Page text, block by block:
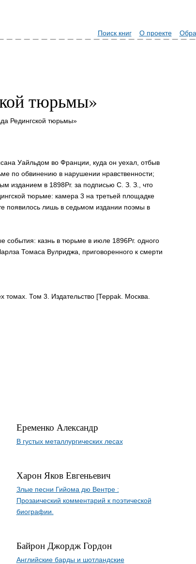
Поиск книг О проекте
тюрьмы»
Редингской тюрьмы»
Уайльдом во Франции, куда он уехал, отбыв
по обвинению в нарушении нравственности;
изданием в 1898Pг. за подписью С. З. З., что
тюрьме: камера 3 на третьей площадке
появилось лишь в седьмом издании поэмы в
казнь в тюрьме в июле 1896Pг. одного
Томаса Вулриджа, приговоренного к смерти
томах. Том 3. Издательство [Терраk. Москва.
Еременко Александр
В густых металлургических лесах
Харон Яков Евгеньевич
Злые песни Гийома дю Вентре :
Прозаический комментарий к поэтической
биографии.
Байрон Джордж Гордон
Английские барды и шотландские